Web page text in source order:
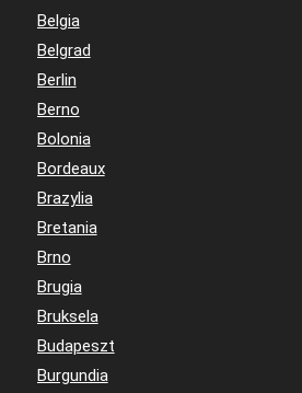
Belgia
Belgrad
Berlin
Berno
Bolonia
Bordeaux
Brazylia
Bretania
Brno
Brugia
Bruksela
Budapeszt
Burgundia